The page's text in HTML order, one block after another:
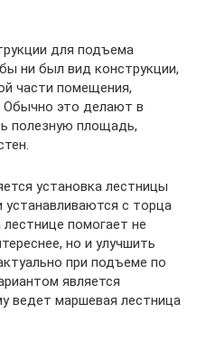
для подъема
ни был вид конструкции,
части помещения,
Обычно это делают в
полезную площадь,
установка лестницы
с торца
помогает не
но и улучшить
при подъеме по
является
ведет маршевая лестница